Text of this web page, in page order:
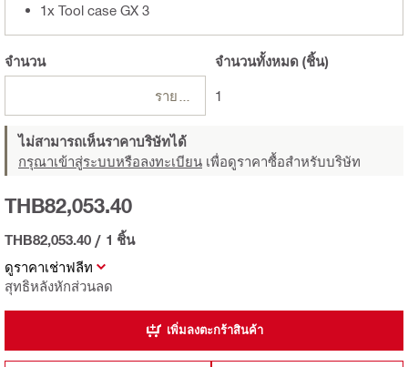
1x Tool case GX 3
จำนวน จำนวนทั้งหมด (ชิ้น)
1
ไม่สามารถเห็นราคาบริษัทได้
กรุณาเข้าสู่ระบบหรือลงทะเบียน เพื่อดูราคาซื้อสำหรับบริษัท
ดูราคาเช่าฟลีท
สุทธิหลังหักส่วนลด
THB82,053.40
THB82,053.40 / 1 ชิ้น
เพิ่มลงตะกร้าสินค้า